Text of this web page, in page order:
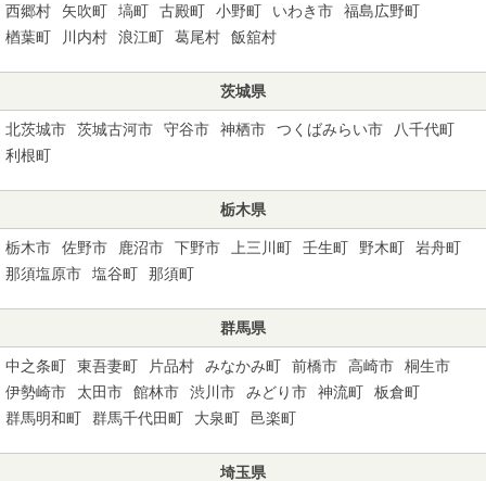
西郷村
矢吹町 塙町 古殿町 小野町 いわき市
福島広野町
楢葉町
川内村 浪江町 葛尾村 飯舘村
茨城県
北茨城市 茨城古河市 守谷市 神栖市 つくばみらい市
八千代町
利根町
栃木県
栃木市 佐野市 鹿沼市 下野市 上三川町 壬生町 野木町
岩舟町
那須塩原市
塩谷町 那須町
群馬県
中之条町 東吾妻町 片品村 みなかみ町 前橋市 高崎市
桐生市
伊勢崎市
太田市 館林市 渋川市 みどり市 神流町
板倉町
群馬明和町
群馬千代田町 大泉町 邑楽町
埼玉県